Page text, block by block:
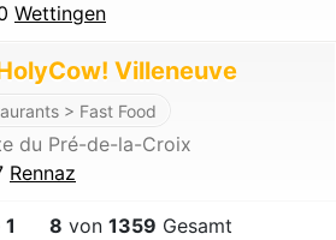
Wettingen
Villeneuve
> Fast Food
du Pré-de-la-Croix
Rennaz
1 8 von 1359 Gesamt